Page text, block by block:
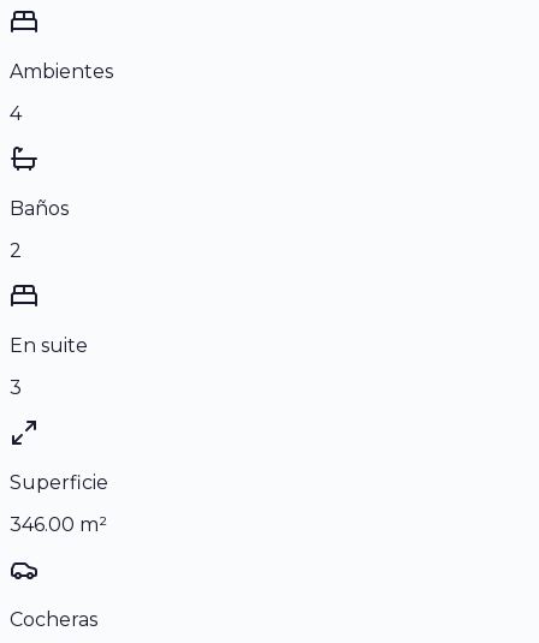
Ambientes
4
Baños
2
En suite
3
Superficie
346.00 m²
Cocheras